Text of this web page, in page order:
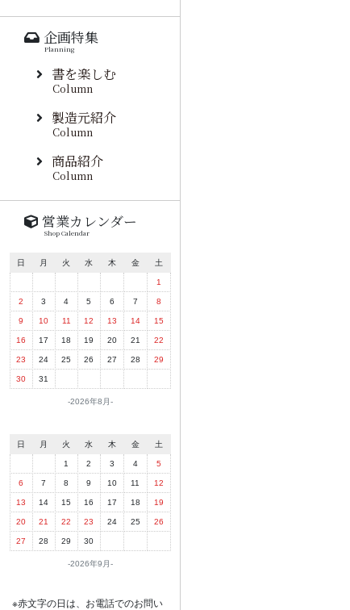
企画特集
Planning
書を楽しむ
Column
製造元紹介
Column
商品紹介
Column
営業カレンダー
Shop Calendar
2026年8月
日 月 火 水 木 金 土
1
2 3 4 5 6 7 8
9 10 11 12 13 14 15
16 17 18 19 20 21 22
23 24 25 26 27 28 29
30 31
2026年9月
日 月 火 水 木 金 土
1 2 3 4 5
6 7 8 9 10 11 12
13 14 15 16 17 18 19
20 21 22 23 24 25 26
27 28 29 30
※赤文字の日は、お電話でのお問い